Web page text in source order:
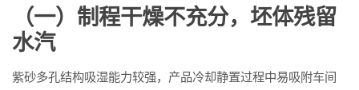
（一）制程干燥不充分，坯体残留
水汽
紫砂多孔结构吸湿能力较强，产品冷却静置过程中易吸附车间